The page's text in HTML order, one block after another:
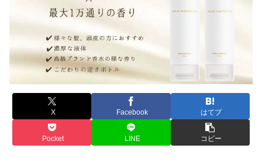
X Facebook はてブ
Pocket LINE コピー